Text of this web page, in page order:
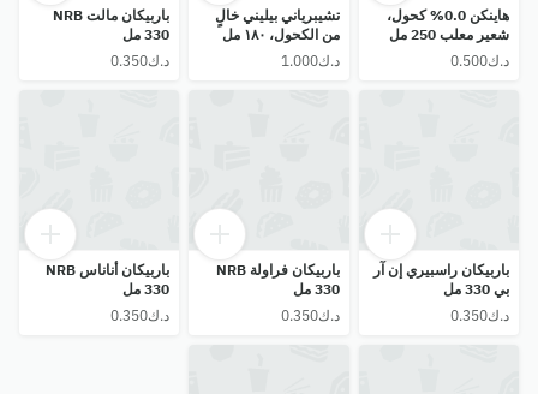
هاينكن 0.0% كحول،
شعير معلب 250 مل
تشيبرياني بيليني خالٍ
من الكحول، ١٨٠ مل
⁦د.ك1.000⁩
باربيكان مالت NRB
330 مل
باربيكان راسبيري إن آر
بي 330 مل
باربيكان فراولة NRB
330 مل
⁦د.ك0.350⁩
باربيكان أناناس NRB
330 مل